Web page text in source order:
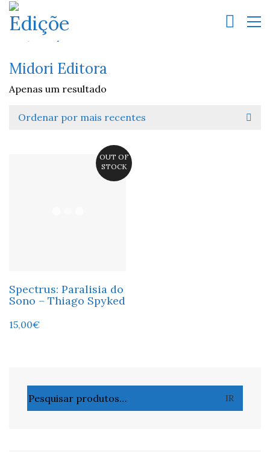
Midori Editora
Apenas um resultado
Ordenar por mais recentes
OUT OF
STOCK
Spectrus: Paralisia do
Sono – Thiago Spyked
15,00€
por:
IR